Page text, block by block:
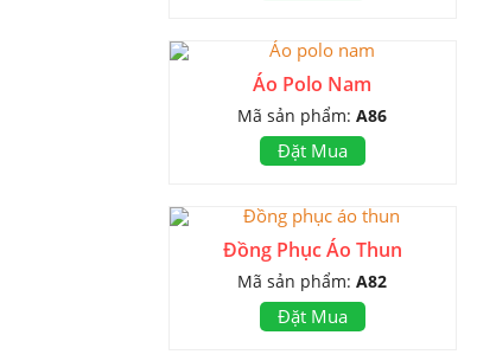
Áo Polo Nam
Mã sản phẩm:A86
Đặt Mua
Đồng Phục Áo Thun
Mã sản phẩm:A82
Đặt Mua